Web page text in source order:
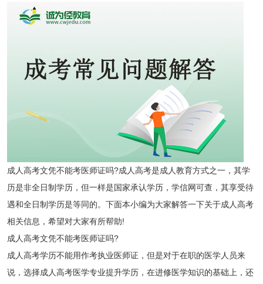
成人高考文凭不能考医师证吗?成人高考是成人教育方式之一，其学
历是非全日制学历，但一样是国家承认学历，学信网可查，其享受待
遇和全日制学历是等同的。下面本小编为大家解答一下关于成人高考
相关信息，希望对大家有所帮助!
成人高考文凭不能考医师证吗?
成人高考学历不能用作考执业医师证，但是对于在职的医学人员来
说，选择成人高考医学专业提升学历，在进修医学知识的基础上，还